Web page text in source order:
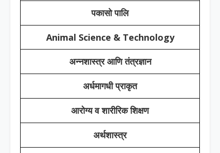
पकासो पालि
Animal Science & Technology
अन्नशास्त्र आणि तंत्रज्ञान
अर्धमागधी प्राकृत
आरोग्य व शारीरिक शिक्षण
अर्थशास्त्र